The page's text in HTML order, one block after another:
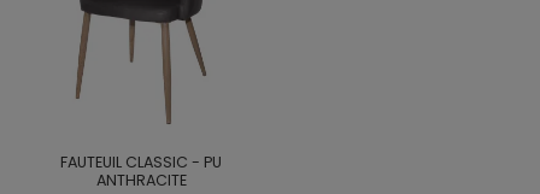
FAUTEUIL CLASSIC - PU
ANTHRACITE